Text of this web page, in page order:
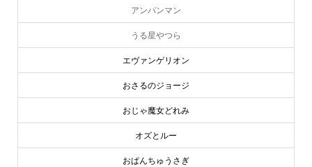
アンパンマン
うる星やつら
エヴァンゲリオン
おさるのジョージ
おじゃ魔女どれみ
オズとルー
おぱんちゅうさぎ